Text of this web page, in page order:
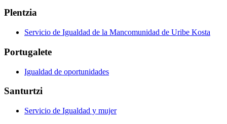
Plentzia
Servicio de Igualdad de la Mancomunidad de Uribe Kosta
Portugalete
Igualdad de oportunidades
Santurtzi
Servicio de Igualdad y mujer